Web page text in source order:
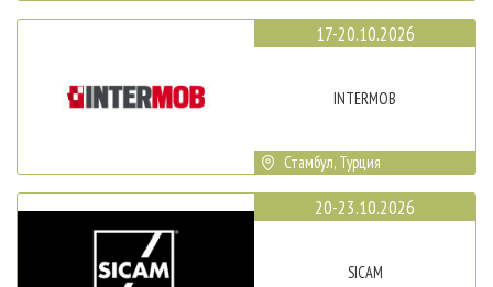
17-20.10.2026
INTERMOB
Стамбул, Турция
20-23.10.2026
SICAM